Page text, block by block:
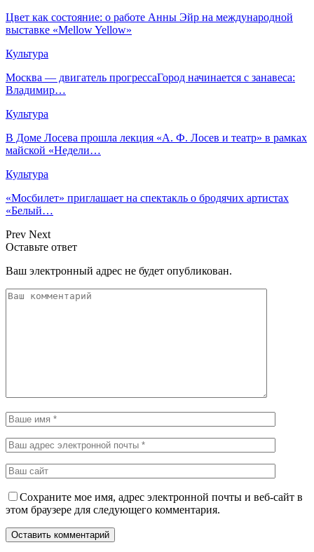
Цвет как состояние: о работе Анны Эйр на международной
выставке «Mellow Yellow»
Культура
Москва — двигатель прогрессаГород начинается с занавеса:
Владимир…
Культура
В Доме Лосева прошла лекция «А. Ф. Лосев и театр» в рамках
майской «Недели…
Культура
«Мосбилет» приглашает на спектакль о бродячих артистах
«Белый…
Prev Next
Оставьте ответ
Ваш электронный адрес не будет опубликован.
Сохраните мое имя, адрес электронной почты и веб-сайт в
этом браузере для следующего комментария.